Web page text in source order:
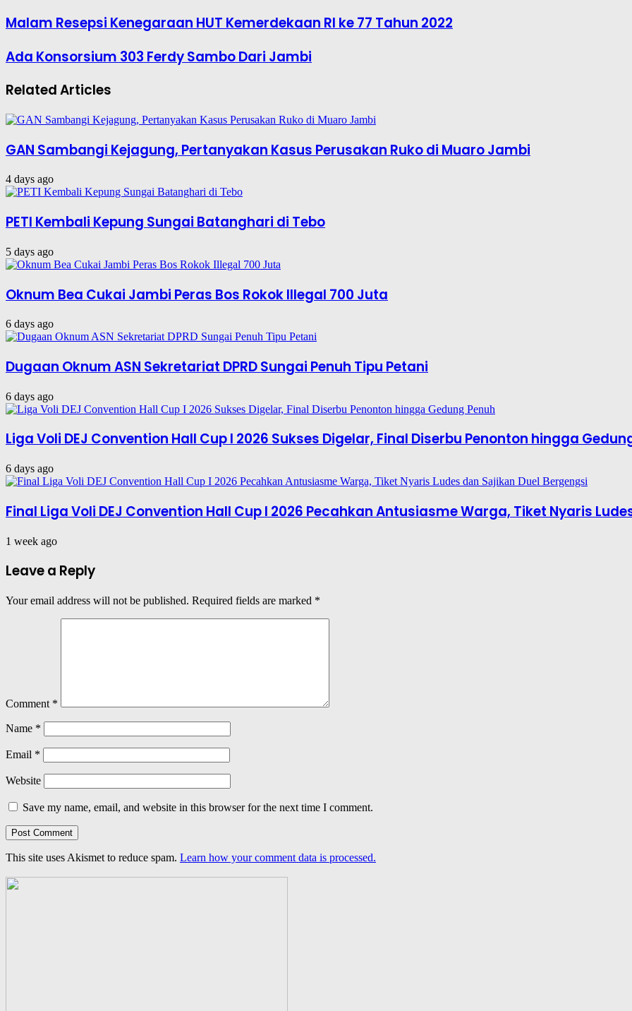
Malam Resepsi Kenegaraan HUT Kemerdekaan RI ke 77 Tahun 2022
Ada Konsorsium 303 Ferdy Sambo Dari Jambi
Related Articles
GAN Sambangi Kejagung, Pertanyakan Kasus Perusakan Ruko di Muaro Jambi
4 days ago
PETI Kembali Kepung Sungai Batanghari di Tebo
5 days ago
Oknum Bea Cukai Jambi Peras Bos Rokok Illegal 700 Juta
6 days ago
Dugaan Oknum ASN Sekretariat DPRD Sungai Penuh Tipu Petani
6 days ago
Liga Voli DEJ Convention Hall Cup I 2026 Sukses Digelar, Final Diserbu Penonton hingga
6 days ago
Final Liga Voli DEJ Convention Hall Cup I 2026 Pecahkan Antusiasme Warga, Tiket Nyaris
1 week ago
Leave a Reply
Your email address will not be published. Required fields are marked *
Comment *
Name *
Email *
Website
Save my name, email, and website in this browser for the next time I comment.
This site uses Akismet to reduce spam. Learn how your comment data is processed.